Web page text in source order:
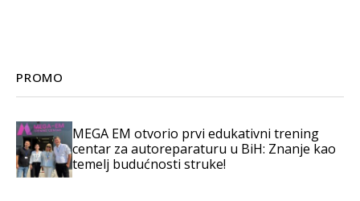
PROMO
MEGA EM otvorio prvi edukativni trening
centar za autoreparaturu u BiH: Znanje kao
temelj budućnosti struke!